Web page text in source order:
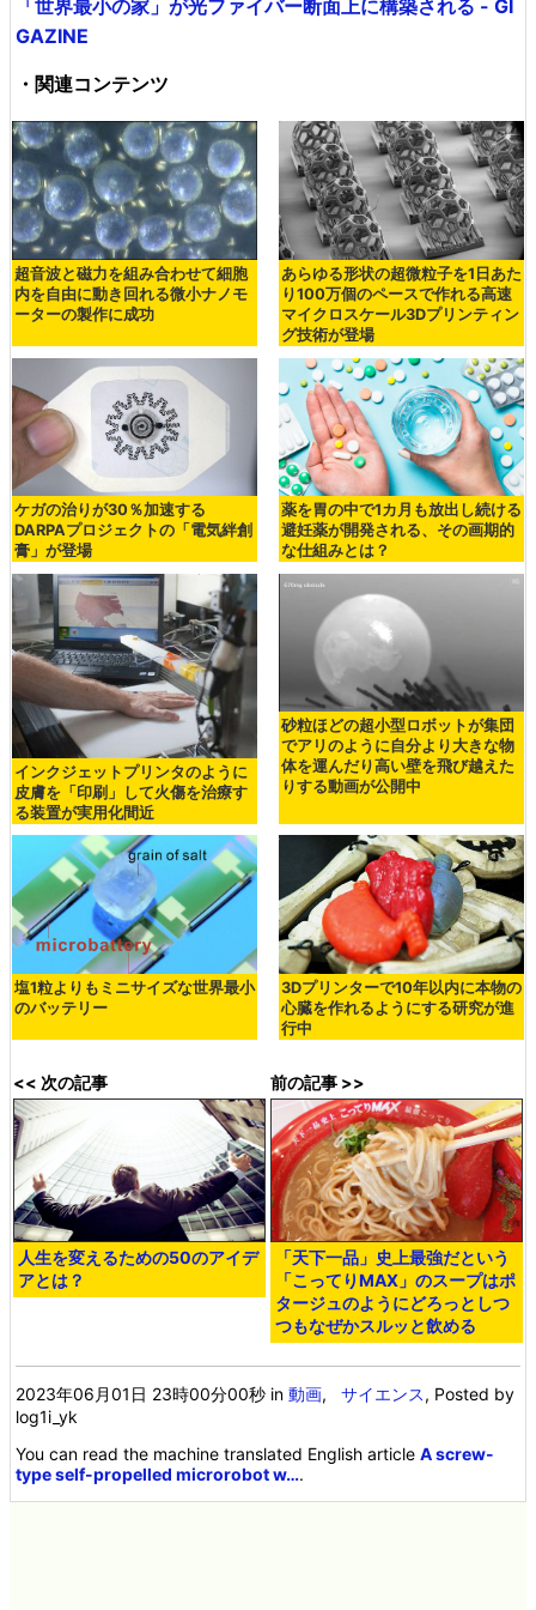
「世界最小の家」が光ファイバー断面上に構築される - GI
GAZINE
・関連コンテンツ
超音波と磁力を組み合わせて細胞
内を自由に動き回れる微小ナノモ
ーターの製作に成功
あらゆる形状の超微粒子を1日あた
り100万個のペースで作れる高速
マイクロスケール3Dプリンティン
グ技術が登場
ケガの治りが30％加速する
DARPAプロジェクトの「電気絆創
膏」が登場
薬を胃の中で1カ月も放出し続ける
避妊薬が開発される、その画期的
な仕組みとは？
インクジェットプリンタのように
皮膚を「印刷」して火傷を治療す
る装置が実用化間近
砂粒ほどの超小型ロボットが集団
でアリのように自分より大きな物
体を運んだり高い壁を飛び越えた
りする動画が公開中
塩1粒よりもミニサイズな世界最小
のバッテリー
3Dプリンターで10年以内に本物の
心臓を作れるようにする研究が進
行中
<< 次の記事
人生を変えるための50のアイデ
アとは？
前の記事 >>
「天下一品」史上最強だという
「こってりMAX」のスープはポ
タージュのようにどろっとしつ
つもなぜかスルッと飲める
2023年06月01日 23時00分00秒 in動画,サイエンス, Posted by
log1i_yk
You can read the machine translated English articleA screw-
type self-propelled microrobot w….